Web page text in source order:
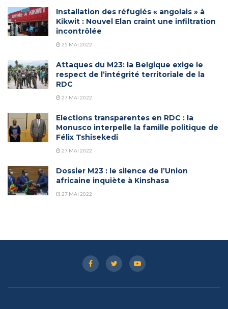
Installation des réfugiés « angolais » à
Kikwit : Nouvel Elan craint une infiltration
incontrôlée
25 MAI 2022
Attaques du M23: la Belgique exige le
respect de l’intégrité territoriale de la
RDC
27 MAI 2022
Elections transparentes en RDC : la
Monusco interpelle la famille politique de
Félix Tshisekedi
27 MAI 2022
Dossier M23 : le silence de l’Union
africaine inquiète à Kinshasa
27 MAI 2022